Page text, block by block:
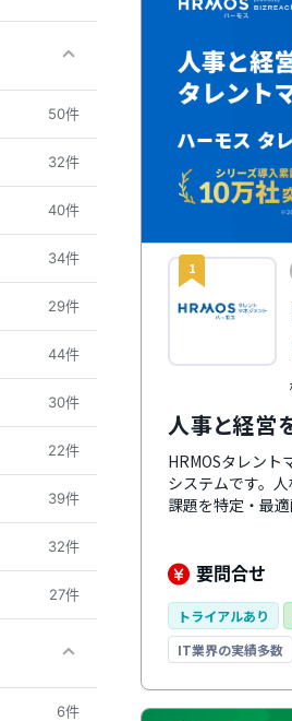
50件
32件
40件
34件
29件
44件
30件
22件
39件
32件
27件
6件
1
人事と経営
HRMOSタレント
システムです。
課題を特定・最
の成功・戦略人
は、社内の人材
携も強化してお
ります。
要問合せ
トライアルあり
IT業界の実績多数